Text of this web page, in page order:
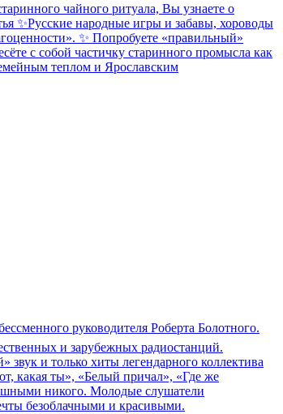
чайного ритуала, Вы узнаете о
✨Русские народные игры и забавы, хороводы
✨ Попробуете «правильный»
с собой частичку старинного промысла как
теплом и Ярославским
руководителя Роберта Болотного.
и зарубежных радиостанций.
и только хиты легендарного коллектива
какая ты», «Белый причал», «Где же
никого. Молодые слушатели
безоблачными и красивыми.